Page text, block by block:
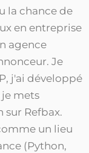
la chance de
en entreprise
agence
Je
j'ai développé
mets
Refbax.
un lieu
(Python,